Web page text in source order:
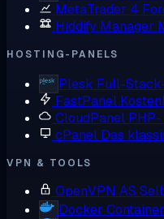
MetaTrader 4
Hiddify Manager
HOSTING-PANELS
Plesk Full-
FastPanel
CloudPanel
cPanel Das
VPN & TOOLS
OpenVPN AS
Docker